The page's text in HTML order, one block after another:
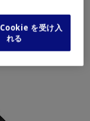
PRO」
を受け入
れる